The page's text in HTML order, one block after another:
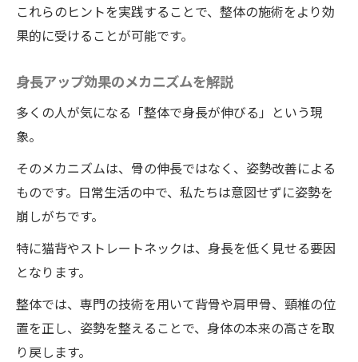
係痛みを取り除き身長も伸ばす秘訣
康効果の全貌
痛みの軽減と身長改善の関連性
の健康改善
日常生活での整体の活用法
整体で得られるストレス軽減効果
健康維持における整体の役割
アップ体験者の声から学ぶ
実際の体験談で見る整体院ワイルドボディ
これらのヒントを実践することで、整体の施術をより効
果的に受けることが可能です。
身長アップ効果のメカニズムを解説
多くの人が気になる「整体で身長が伸びる」という現
象。
そのメカニズムは、骨の伸長ではなく、姿勢改善による
ものです。日常生活の中で、私たちは意図せずに姿勢を
崩しがちです。
特に猫背やストレートネックは、身長を低く見せる要因
となります。
整体では、専門の技術を用いて背骨や肩甲骨、頸椎の位
置を正し、姿勢を整えることで、身体の本来の高さを取
り戻します。